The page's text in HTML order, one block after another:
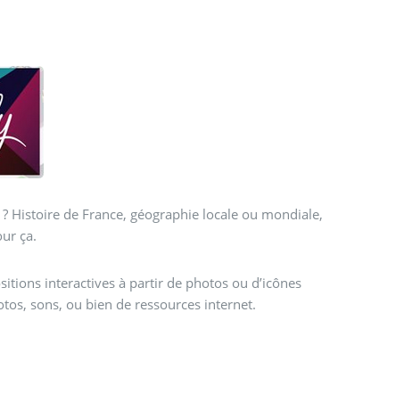
ça.
interactives à partir de photos ou d’icônes
sons, ou bien de ressources internet.